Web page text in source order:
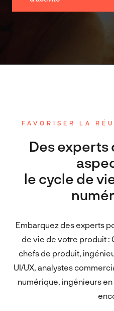
FAVORISER LA
Des experts
le cycle de
Embarquez des experts
de vie de votre produit :
chefs de produit,
UI/UX, analystes
numérique, ingénieurs